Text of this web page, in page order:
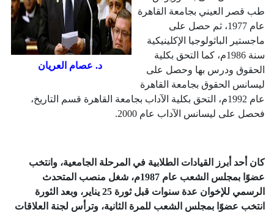
د. عصام العريان
طب قصر العيني بجامعة القاهرة
عام 1977، ثم حصل على
ماجستير الباثولوجيا الإكلينيكية
سنة 1986م، كما التحق بكلية
الحقوق ودرس بها وحصل على
ليسانس الحقوق بجامعة القاهرة
عام 1992م، التحق بكلية الآداب بجامعة القاهرة قسم التاريخ،
فحصل على ليسانس الآداب عام 2000.
كان أحد أبرز القيادات الطلابية في المرحلة الجامعية، وانتخب
عضوًا بمجلس الشعب عام 1987م، شغل منصب المتحدث
الرسمي للإخوان عدة سنوات قبل ثورة 25 يناير، وبعد الثورة
انتخب عضوًا بمجلس الشعب للمرة الثانية، وترأس لجنة العلاقات